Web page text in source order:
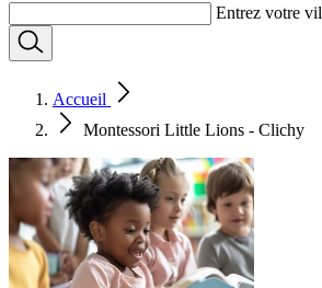
Entrez votre
Accueil
Montessori Little Lions - Clichy